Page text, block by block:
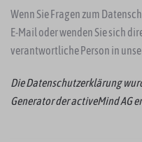
Wenn Sie Fragen zum
E-Mail oder wenden Sie sich
verantwortliche Person in
Die Datenschutzerklärung
Generator der activeMind AG